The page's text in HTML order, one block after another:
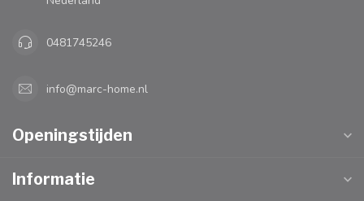
0481745246
info@marc-home.nl
Openingstijden
Informatie